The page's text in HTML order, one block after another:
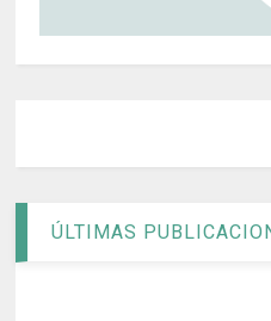
ÚLTIMAS